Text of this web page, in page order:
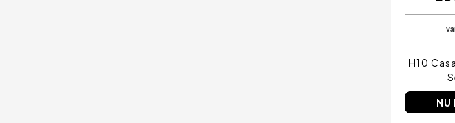
H10
NU